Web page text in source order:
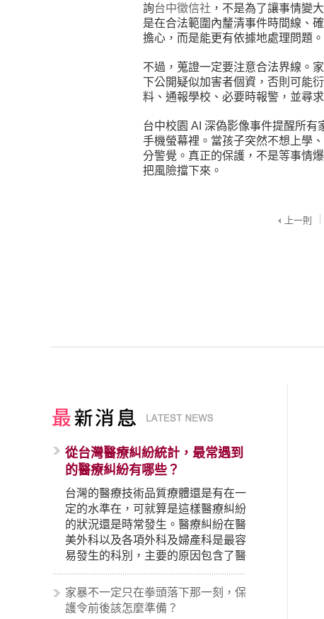
詢台中徵信社 ，不是為了讓事情變
是在合法範圍內釐清事件時間線、
擔心，而是能更有依據地處理問題。
不過，蒐證一定要注意合法界線。
下公開疑似加害者個資，否則可能
料、通報學校、必要時報警，並尋
台中校園 AI 深偽影像事件提醒所
手機螢幕裡。當孩子突然不想上學
分警覺。真正的保護，不是等事情
把風險擋下來。
上一則
從台灣醫療糾紛統計，最常遇到
的醫療糾紛有哪些？
台灣的醫療技術品質療體還是有在一
定的水準在，可就算是這樣醫療糾紛
的狀況還是時常發生。醫療糾紛在醫
美外科以及各項外科及婦產科是最容
易發生的科別，主要的原因包含了醫
生未盡告知義務、醫療處置疏失、手
術疏失、術後照顧失當、醫療費用的
收取。雖然醫學進步，但醫生與病患
家暴不一定只在拳頭落下那一刻，保
護令前後該怎麼準備？